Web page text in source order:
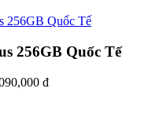
256GB Quốc Tế
đ